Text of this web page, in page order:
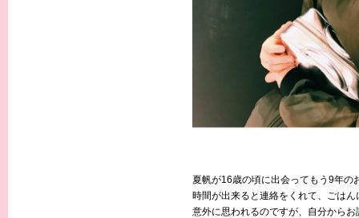
夏帆が16歳の頃に出会ってもう9年
時間が出来ると連絡をくれて、ごは
意外に思われるのですが、自分から